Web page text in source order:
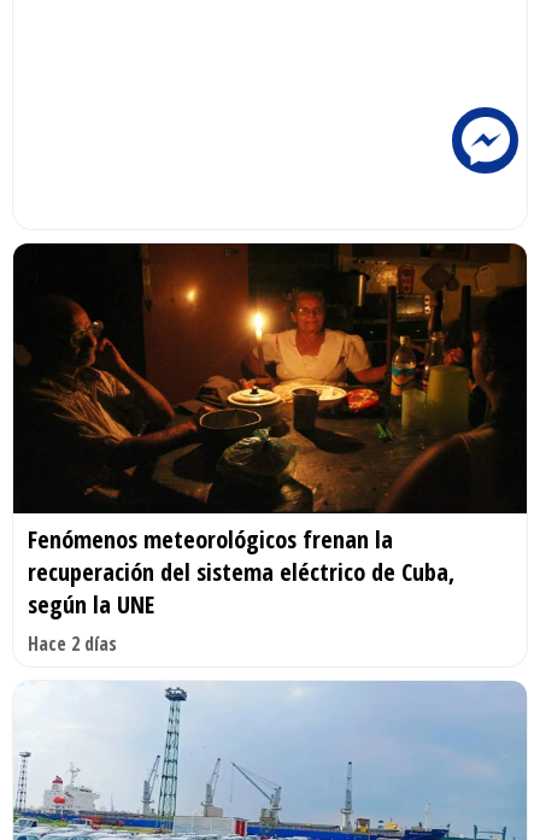
Fenómenos meteorológicos frenan la
recuperación del sistema eléctrico de Cuba,
según la UNE
Hace 2 días